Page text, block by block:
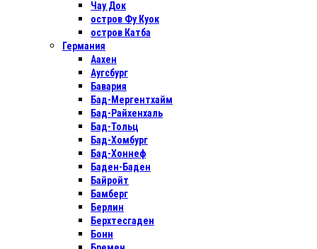
Чау Док
остров Фу Куок
остров Катба
Германия
Аахен
Аугсбург
Бавария
Бад-Мергентхайм
Бад-Райхенхаль
Бад-Тольц
Бад-Хомбург
Бад-Хоннеф
Баден-Баден
Байройт
Бамберг
Берлин
Берхтесгаден
Бонн